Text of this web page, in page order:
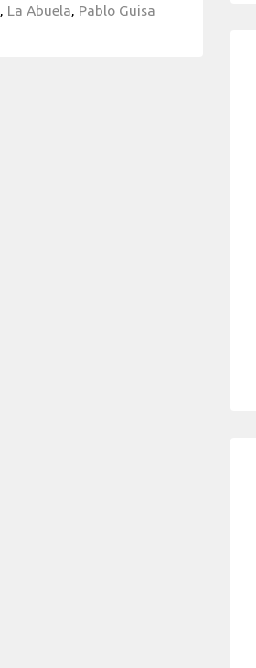
La Abuela Pablo Guisa